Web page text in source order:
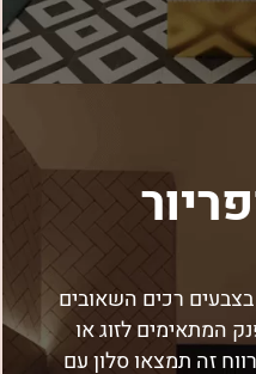
בצבעים רכים השאובים
המתאימים לזוג או
זה תמצאו סלון עם